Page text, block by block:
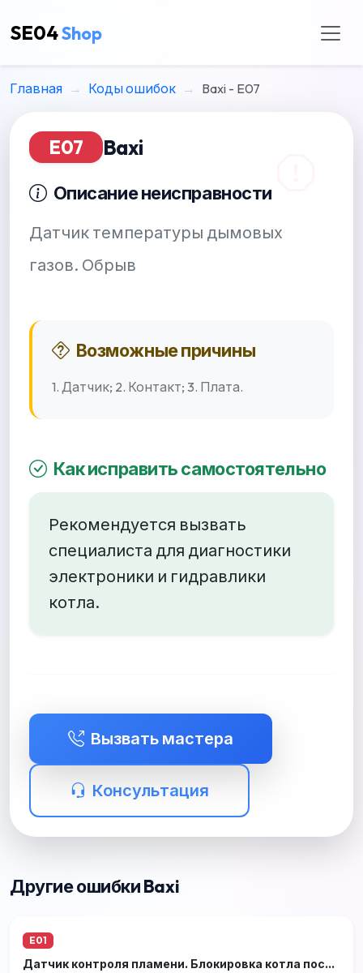
SE04Shop
Главная Коды ошибок Baxi - E07
E07 Baxi
Описание неисправности
Датчик температуры дымовых
газов. Обрыв
Возможные причины
1. Датчик; 2. Контакт; 3. Плата.
Как исправить самостоятельно
Рекомендуется вызвать
специалиста для диагностики
электроники и гидравлики
котла.
Вызвать мастера
Консультация
Другие ошибки Baxi
E01
Датчик контроля пламени. Блокировка котла после 3-х неудачных попыток розжига